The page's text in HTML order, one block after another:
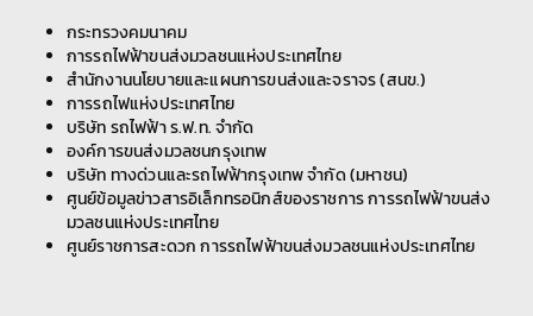
กระทรวงคมนาคม
การรถไฟฟ้าขนส่งมวลชนแห่งประเทศไทย
สำนักงานนโยบายและแผนการขนส่งและจราจร (สนข.)
การรถไฟแห่งประเทศไทย
บริษัท รถไฟฟ้า ร.ฟ.ท. จำกัด
องค์การขนส่งมวลชนกรุงเทพ
บริษัท ทางด่วนและรถไฟฟ้ากรุงเทพ จำกัด (มหาชน)
ศูนย์ข้อมูลข่าวสารอิเล็กทรอนิกส์ของราชการ การรถไฟฟ้าขนส่ง
มวลชนแห่งประเทศไทย
ศูนย์ราชการสะดวก การรถไฟฟ้าขนส่งมวลชนแห่งประเทศไทย